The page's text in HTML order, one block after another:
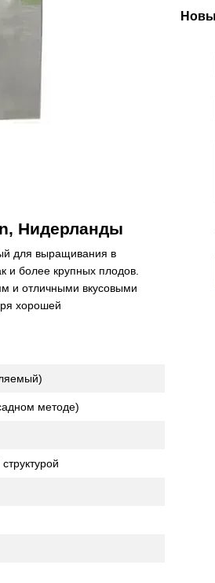
Нидерланды
для выращивания в
и более крупных плодов.
и отличными вкусовыми
хорошей
методе)